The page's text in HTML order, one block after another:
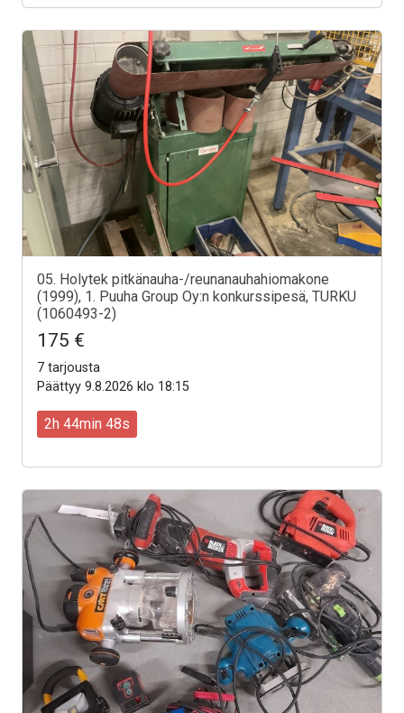
05. Holytek pitkänauha-/reunanauhahiomakone
(1999), 1. Puuha Group Oy:n konkurssipesä, TURKU
(1060493-2)
175 €
7 tarjousta
Päättyy 9.8.2026 klo 18:15
2h 44min 46s